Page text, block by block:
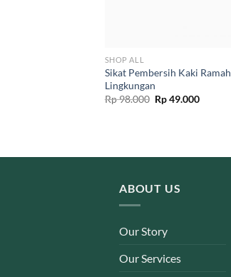
SHOP ALL
Sikat Pembersih Kaki Ramah
Lingkungan
Rp98.000 Original
price
Rp49.000Current
ABOUT US
Our Story
Our Services